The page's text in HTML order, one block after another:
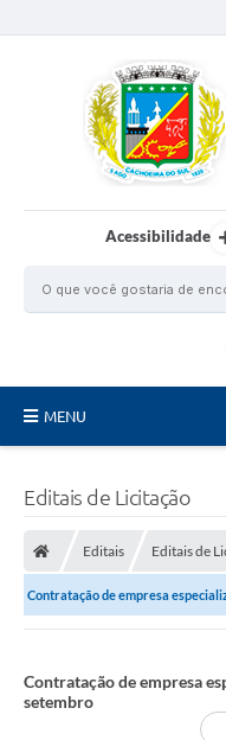
Acessibilidade
MENU
Conselhos Municipais
Diário Oficial
Editais de Licitação
Editais Editais de
Contratação de empresa
Contratação de empresa
setembro